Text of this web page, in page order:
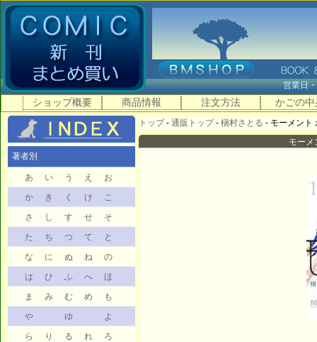
営業
ショップ概要 商品情報 注文方法 かごの中
著者別
あ い う え
お
か
き く け
こ
さ
し す せ
そ
た
ち つ て
と
な
に ぬ ね
の
は
ひ ふ へ
ほ
ま
み む め
も
や
ゆ
よ
ら
り る れ
ろ
トップ- 通販トップ- 槇村さとる - モーメント
モーメ